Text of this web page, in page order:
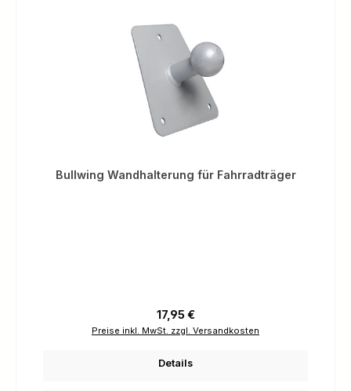
Bullwing Wandhalterung für Fahrradträger
Regulärer Preis:
17,95 €
Preise inkl. MwSt. zzgl. Versandkosten
Details